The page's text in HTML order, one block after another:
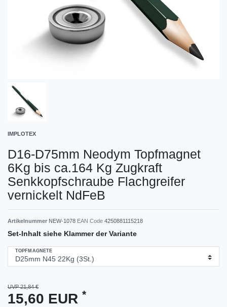
IMPLOTEX
D16-D75mm Neodym Topfmagnet
6Kg bis ca.164 Kg Zugkraft
Senkkopfschraube Flachgreifer
vernickelt NdFeB
Artikelnummer NEW-1078 EAN Code 4250881115218
Set-Inhalt siehe Klammer der Variante
TOPFMAGNETE
UVP 21,84 €
15,60 EUR *